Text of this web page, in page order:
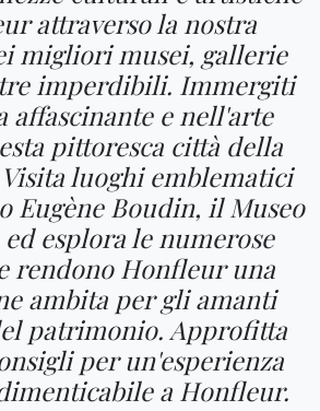
attraverso la nostra
migliori musei, gallerie
imperdibili. Immergiti
affascinante e nell'arte
pittoresca città della
luoghi emblematici
Eugène Boudin, il Museo
esplora le numerose
rendono Honfleur una
ambita per gli amanti
patrimonio. Approfitta
per un'esperienza
a Honfleur.